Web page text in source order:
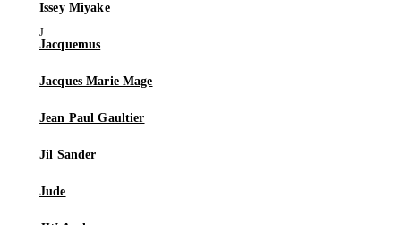
Issey Miyake
Jacquemus
Jacques Marie Mage
Jean Paul Gaultier
Jil Sander
Jude